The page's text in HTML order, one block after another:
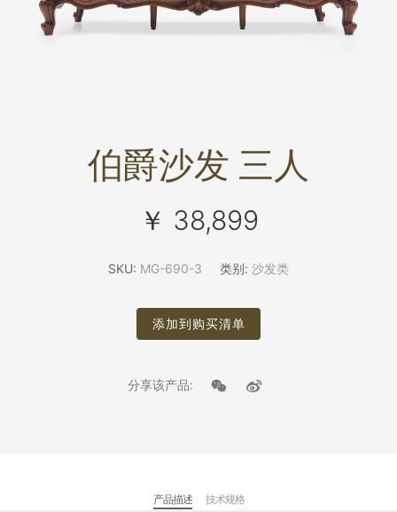
伯爵沙发 三人
￥ 38,899
SKU: MG-690-3 类别: 沙发类
添加到购买清单
分享该产品:
产品描述 技术规格